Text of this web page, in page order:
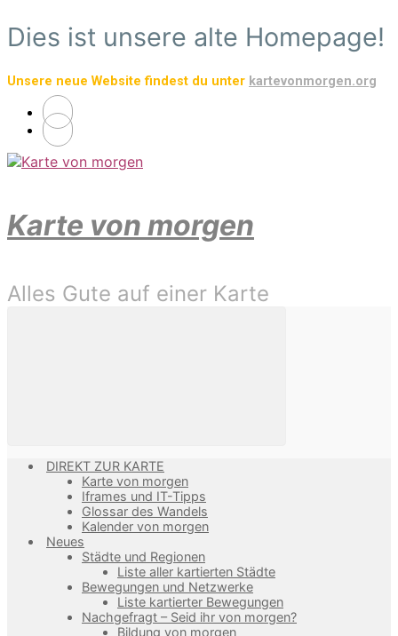
Zum
Hauptinhalt
Dies ist unsere alte Homepage!
Unsere neue Website findest du unter kartevonmorgen.org
Karte von morgen
Alles Gute auf einer Karte
DIREKT ZUR KARTE
Karte von morgen
Iframes und IT-Tipps
Glossar des Wandels
Kalender von morgen
Neues
Städte und Regionen
Liste aller kartierten Städte
Bewegungen und Netzwerke
Liste kartierter Bewegungen
Nachgefragt – Seid ihr von morgen?
Bildung von morgen